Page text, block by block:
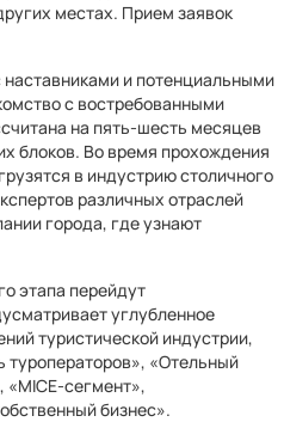
местах. Прием заявок
и потенциальными
с востребованными
на пять-шесть месяцев
блоков. Во время прохождения
в индустрию столичного
различных отраслей
города, где узнают
этапа перейдут
углубленное
туристической индустрии,
туроператоров», «Отельный
«MICE-сегмент»,
бизнес».